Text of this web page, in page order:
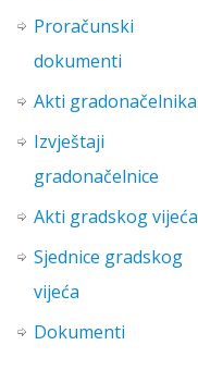
Proračunski
dokumenti
Akti gradonačelnika
Izvještaji
gradonačelnice
Akti gradskog vijeća
Sjednice gradskog
vijeća
Dokumenti